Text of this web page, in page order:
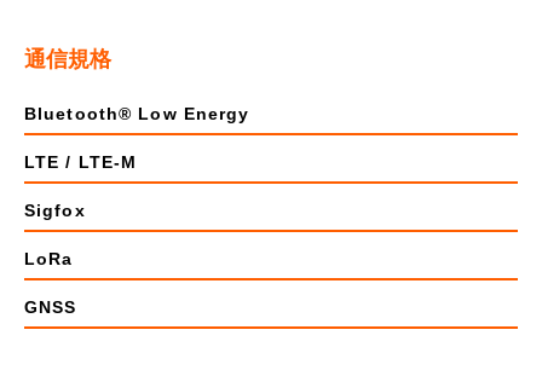
通信規格
Bluetooth® Low Energy
LTE / LTE-M
Sigfox
LoRa
GNSS